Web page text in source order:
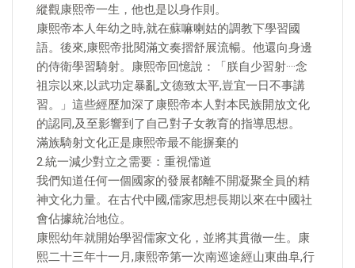
縱觀康熙帝一生，他也是以身作則。
康熙帝本人年幼之時,就在蘇嘛喇姑的調教下學習國
語。後來,康熙帝批閱滿文奏摺舒展流暢。他還向身邊
的侍衛學習騎射。康熙帝回憶說：「朕自少習射····念
祖宗以來,以武功定暴亂,文德致太平,豈宜一日不事講
習。」這些經歷加深了康熙帝本人對本民族開放文化
的認同,及至影響到了自己對子女教育的指導思想。
滿族騎射文化正是康熙帝最不能摒棄的
2.統一減少對立之需要：重視儒道
我們知道任何一個國家的發展都離不開凝聚全員的精
神文化力量。在古代中國,儒家思想長期以來在中國社
會佔據統治地位。
康熙幼年就開始學習儒家文化，並將其貫徹一生。康
熙二十三年十一月,康熙帝第一次南巡途經山東曲阜,行